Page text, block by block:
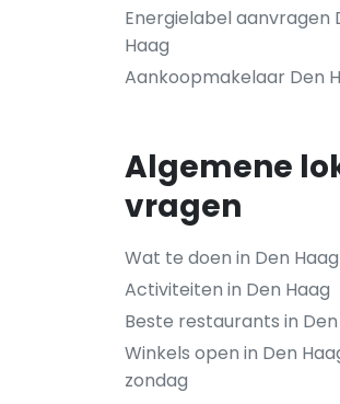
Energielabel aanvragen
Haag
Aankoopmakelaar Den
Algemene
vragen
Wat te doen in Den Haag
Activiteiten in Den Haag
Beste restaurants in
Winkels open in Den
zondag